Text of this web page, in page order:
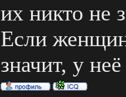
их никто не
Если
значит, у